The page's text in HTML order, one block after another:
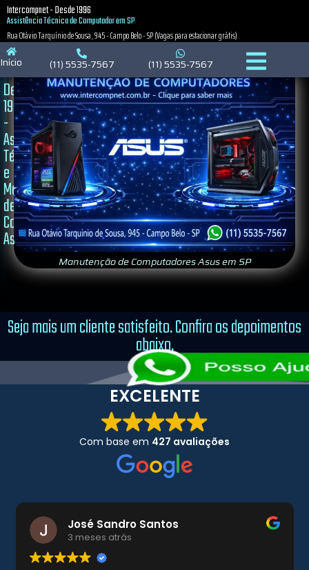
Intercompnet - Desde 1996
Assistência Técnica de Computador em SP
Rua Otávio Tarquínio de Sousa, 945 - Campo Belo - SP (Vagas para estacionar grátis)
Início (11) 5535-7567 (11) 5535-7567
Desde
1996
-
Assistência
Técnica
e
Manutenção
de
Computador
Asus
Manutenção de Computadores Asus em SP
Seja mais um cliente satisfeito. Confira os depoimentos
abaixo.
EXCELENTE
Com base em 427 avaliações
José Sandro Santos
3 meses atrás